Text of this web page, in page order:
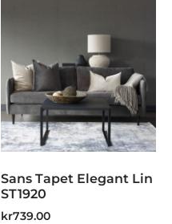
Sans Tapet Elegant Lin
ST1920
kr739.00